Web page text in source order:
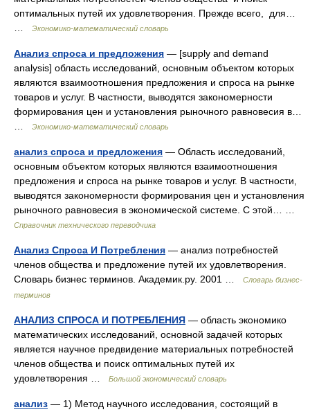
оптимальных путей их удовлетворения. Прежде всего, для…
Экономико-математический словарь
Анализ спроса и предложения — [supply and demand
analysis] область исследований, ос­­новным объектом которых
являются взаимоотношения предложения и спроса на рынке
товаров и услуг. В частности, выводятся закономерности
формирования цен и установления рыночного равновесия в…
Экономико-математический словарь
анализ спроса и предложения — Область исследований,
основным объектом которых являются взаимоотношения
предложения и спроса на рынке товаров и услуг. В частности,
выводятся закономерности формирования цен и установления
рыночного равновесия в экономической системе. С этой… …
Справочник технического переводчика
Анализ Спроса И Потребления — анализ потребностей
членов общества и предложение путей их удовлетворения.
Словарь бизнес терминов. Академик.ру. 2001 …
Словарь бизнес-
терминов
АНАЛИЗ СПРОСА И ПОТРЕБЛЕНИЯ — область экономико
математических исследований, основной задачей которых
является научное предвидение материальных потребностей
членов общества и поиск оптимальных путей их
удовлетворения …
Большой экономический словарь
анализ — 1) Метод научного исследования, состоящий в